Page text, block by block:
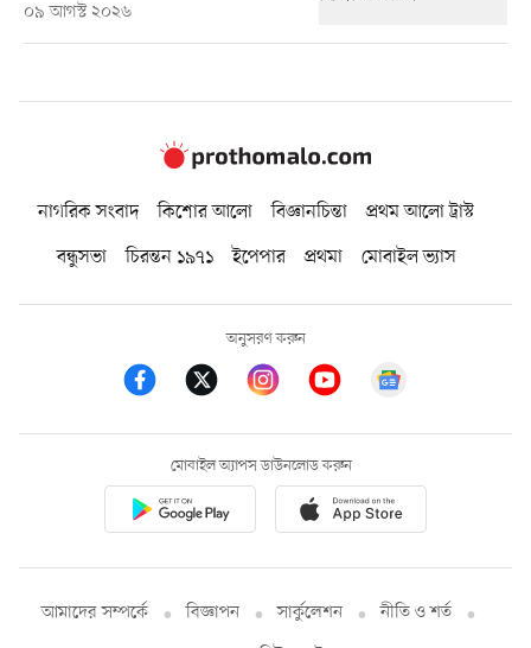
০৯ আগস্ট ২০২৬
নাগরিক সংবাদ কিশোর আলো বিজ্ঞানচিন্তা
প্রথম আলো ট্রাস্ট
বন্ধুসভা
চিরন্তন ১৯৭১ ইপেপার প্রথমা মোবাইল ভ্যাস
অনুসরণ করুন
মোবাইল অ্যাপস ডাউনলোড করুন
আমাদের সম্পর্কে বিজ্ঞাপন সার্কুলেশন
নীতি ও শর্ত